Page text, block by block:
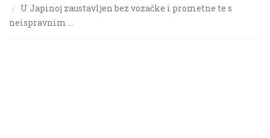
U Japinoj zaustavljen bez vozačke i prometne te s
neispravnim …